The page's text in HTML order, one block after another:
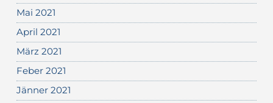
Mai 2021
April 2021
März 2021
Feber 2021
Jänner 2021